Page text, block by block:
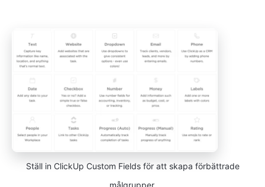
Ställ in ClickUp Custom Fields för att skapa förbättrade